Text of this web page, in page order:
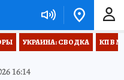
УКРАИНА: СВОДКА КП В
16:14